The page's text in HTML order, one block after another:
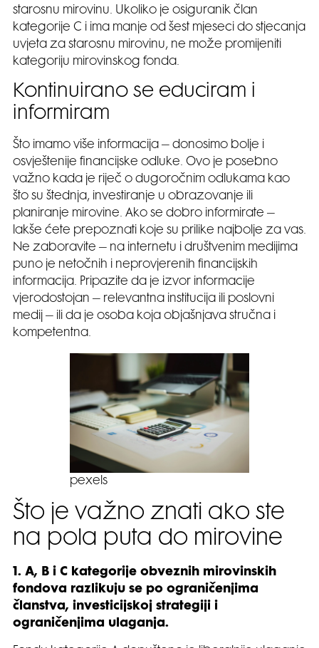
starosnu mirovinu. Ukoliko je osiguranik član
kategorije C i ima manje od šest mjeseci do stjecanja
uvjeta za starosnu mirovinu, ne može promijeniti
kategoriju mirovinskog fonda.
Kontinuirano se educiram i
informiram
Što imamo više informacija – donosimo bolje i
osvještenije financijske odluke. Ovo je posebno
važno kada je riječ o dugoročnim odlukama kao
što su štednja, investiranje u obrazovanje ili
planiranje mirovine. Ako se dobro informirate –
lakše ćete prepoznati koje su prilike najbolje za vas.
Ne zaboravite – na internetu i društvenim medijima
puno je netočnih i neprovjerenih financijskih
informacija. Pripazite da je izvor informacije
vjerodostojan – relevantna institucija ili poslovni
medij – ili da je osoba koja objašnjava stručna i
kompetentna.
pexels
Što je važno znati ako ste
na pola puta do mirovine
1. A, B i C kategorije obveznih mirovinskih
fondova razlikuju se po ograničenjima
članstva, investicijskoj strategiji i
ograničenjima ulaganja.